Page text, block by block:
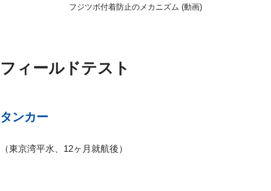
フジツボ付着防止のメカニズム (動画)
フィールドテスト
タンカー
（東京湾平水、12ヶ月就航後）